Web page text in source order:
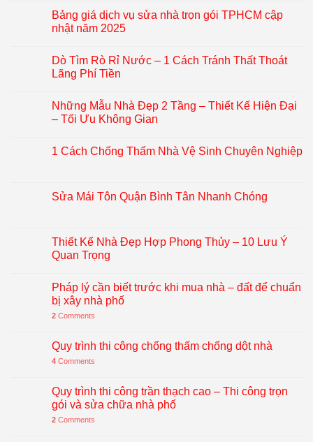
Bảng giá dịch vụ sửa nhà trọn gói TPHCM cập
nhật năm 2025
Dò Tìm Rò Rỉ Nước – 1 Cách Tránh Thất Thoát
Lãng Phí Tiền
Những Mẫu Nhà Đẹp 2 Tầng – Thiết Kế Hiện Đại
– Tối Ưu Không Gian
1 Cách Chống Thấm Nhà Vệ Sinh Chuyên Nghiệp
Sửa Mái Tôn Quận Bình Tân Nhanh Chóng
Thiết Kế Nhà Đẹp Hợp Phong Thủy – 10 Lưu Ý
Quan Trọng
Pháp lý cần biết trước khi mua nhà – đất để chuẩn
bị xây nhà phố
2 Comments
Quy trình thi công chống thấm chống dột nhà
4 Comments
Quy trình thi công trần thạch cao – Thi công trọn
gói và sửa chữa nhà phố
2 Comments